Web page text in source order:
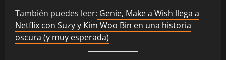
También puedes leer: Genie, Make a Wish llega a
Netflix con Suzy y Kim Woo Bin en una historia
oscura (y muy esperada)